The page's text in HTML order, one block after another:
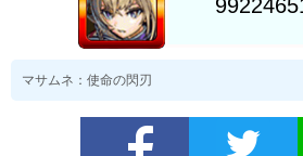
マサムネ：使命の閃刃